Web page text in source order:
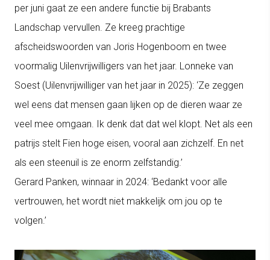
per juni gaat ze een andere functie bij Brabants
Landschap vervullen. Ze kreeg prachtige
afscheidswoorden van Joris Hogenboom en twee
voormalig Uilenvrijwilligers van het jaar. Lonneke van
Soest (Uilenvrijwilliger van het jaar in 2025): ‘Ze zeggen
wel eens dat mensen gaan lijken op de dieren waar ze
veel mee omgaan. Ik denk dat dat wel klopt. Net als een
patrijs stelt Fien hoge eisen, vooral aan zichzelf. En net
als een steenuil is ze enorm zelfstandig.’
Gerard Panken, winnaar in 2024: ‘Bedankt voor alle
vertrouwen, het wordt niet makkelijk om jou op te
volgen.’